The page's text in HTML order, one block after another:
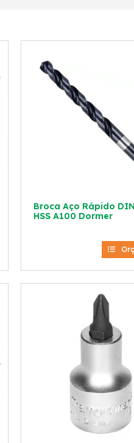
Broca Aço Rápido
HSS A100 Dormer